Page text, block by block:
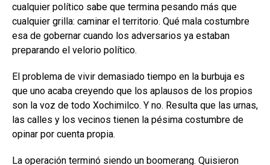
cualquier político sabe que termina pesando más que
cualquier grilla: caminar el territorio. Qué mala costumbre
esa de gobernar cuando los adversarios ya estaban
preparando el velorio político.
El problema de vivir demasiado tiempo en la burbuja es
que uno acaba creyendo que los aplausos de los propios
son la voz de todo Xochimilco. Y no. Resulta que las urnas,
las calles y los vecinos tienen la pésima costumbre de
opinar por cuenta propia.
La operación terminó siendo un boomerang. Quisieron